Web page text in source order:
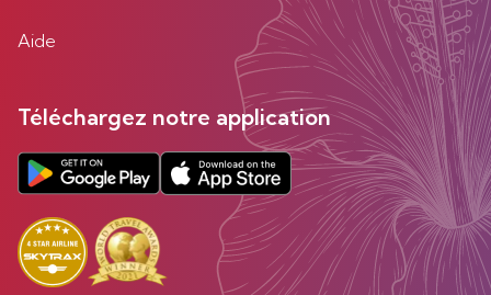
Aide
Téléchargez notre application